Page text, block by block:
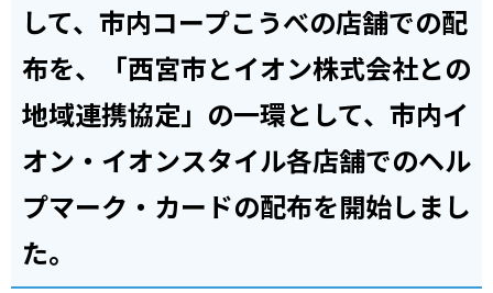
して、市内コープこうべの店舗での配
布を、「西宮市とイオン株式会社との
地域連携協定」の一環として、市内イ
オン・イオンスタイル各店舗でのヘル
プマーク・カードの配布を開始しまし
た。